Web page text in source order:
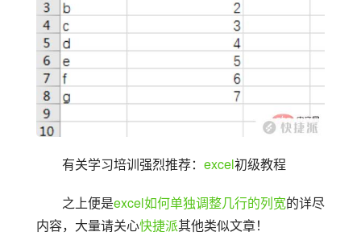
有关学习培训强烈推荐： excel初级教程
之上便是excel如何单独调整几行的列宽的详尽
内容，大量请关心快捷派其他类似文章！